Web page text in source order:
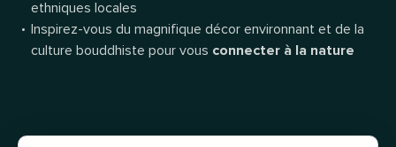
ethniques locales
Inspirez-vous du magnifique décor environnant et de la
culture bouddhiste pour vous connecter à la nature